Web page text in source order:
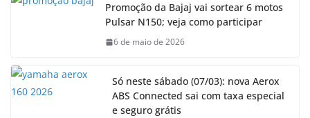
Promoção da Bajaj vai sortear 6 motos
Pulsar N150; veja como participar
6 de maio de 2026
Só neste sábado (07/03): nova Aerox
ABS Connected sai com taxa especial
e seguro grátis